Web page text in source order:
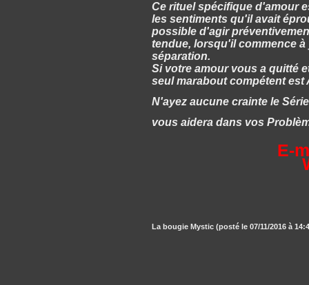
Ce rituel spécifique d'amour
les sentiments qu'il avait
possible d'agir
tendue, lorsqu'il commence
séparation.
Si votre amour vous a quitté
seul marabout compétent est
N'ayez aucune crainte le
vous aidera dans vos
E-
La bougie Mystic (posté le 07/11/2016 à